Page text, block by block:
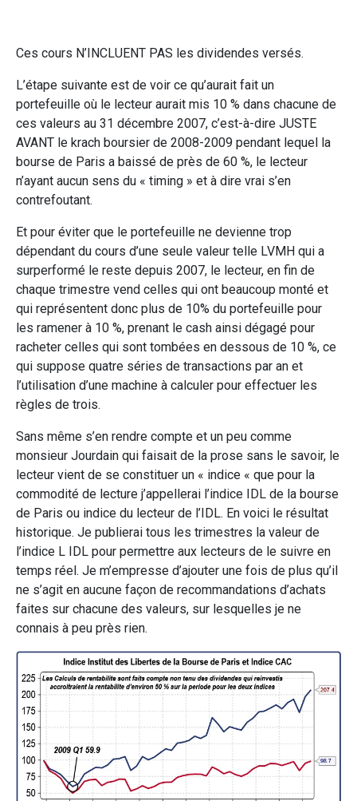
Ces cours N’INCLUENT PAS les dividendes versés.
L’étape suivante est de voir ce qu’aurait fait un
portefeuille où le lecteur aurait mis 10 % dans chacune de
ces valeurs au 31 décembre 2007, c’est-à-dire JUSTE
AVANT le krach boursier de 2008-2009 pendant lequel la
bourse de Paris a baissé de près de 60 %, le lecteur
n’ayant aucun sens du « timing » et à dire vrai s’en
contrefoutant.
Et pour éviter que le portefeuille ne devienne trop
dépendant du cours d’une seule valeur telle LVMH qui a
surperformé le reste depuis 2007, le lecteur, en fin de
chaque trimestre vend celles qui ont beaucoup monté et
qui représentent donc plus de 10% du portefeuille pour
les ramener à 10 %, prenant le cash ainsi dégagé pour
racheter celles qui sont tombées en dessous de 10 %, ce
qui suppose quatre séries de transactions par an et
l’utilisation d’une machine à calculer pour effectuer les
règles de trois.
Sans même s’en rendre compte et un peu comme
monsieur Jourdain qui faisait de la prose sans le savoir, le
lecteur vient de se constituer un « indice « que pour la
commodité de lecture j’appellerai l’indice IDL de la bourse
de Paris ou indice du lecteur de l’IDL. En voici le résultat
historique. Je publierai tous les trimestres la valeur de
l’indice L IDL pour permettre aux lecteurs de le suivre en
temps réel. Je m’empresse d’ajouter une fois de plus qu’il
ne s’agit en aucune façon de recommandations d’achats
faites sur chacune des valeurs, sur lesquelles je ne
connais à peu près rien.